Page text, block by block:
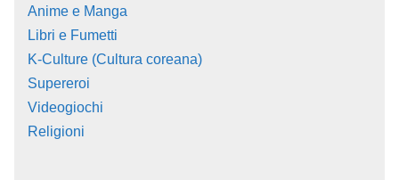
Anime e Manga
Libri e Fumetti
K-Culture (Cultura coreana)
Supereroi
Videogiochi
Religioni